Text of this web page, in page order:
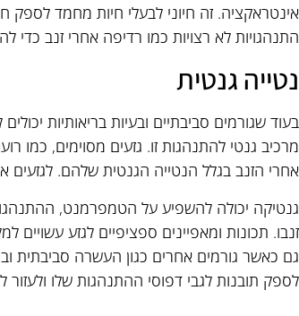
אינטראקציה. זה חיוני לבעלי חיות מחמד לספק
התנהגויות לא רצויות כמו רדיפה אחרי זנב
נטייה גנטית
בעוד שגורמים סביבתיים ובעיות בריאותיות
מרכיב גנטי להתנהגות זו. גזעים מסוימים, כמו
אחרי הזנב בגלל הנטייה הגנטית שלהם. לגזעים
גנטיקה יכולה להשפיע על הטמפרמנט,
זנבו. תכונות ומאפיינים ספציפיים לגזע
גם כאשר גורמים אחרים כגון העשרה סביבתית
לספק תובנות לגבי דפוסי ההתנהגות שלו